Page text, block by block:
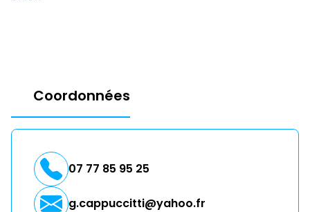
Coordonnées
07 77 85 95 25
g.cappuccitti@yahoo.fr